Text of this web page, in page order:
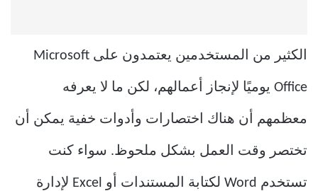
الكثير من المستخدمين يعتمدون على Microsoft
Office يوميًا لإنجاز أعمالهم، لكن ما لا يعرفه
معظمهم أن هناك اختصارات وأدوات خفية يمكن أن
تختصر وقت العمل بشكل ملحوظ. سواء كنت
تستخدم Word لكتابة المستندات أو Excel لإدارة